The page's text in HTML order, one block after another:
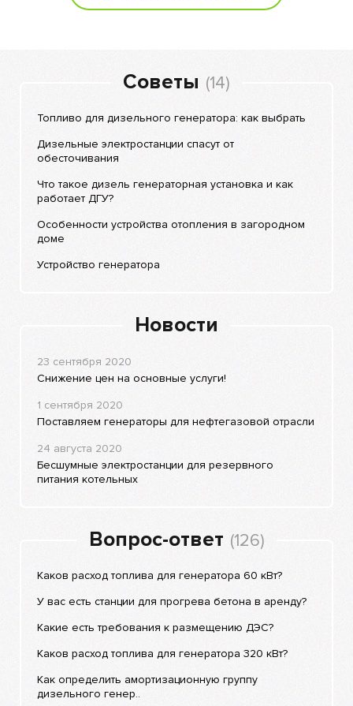
Советы (14)
Топливо для дизельного генератора: как выбрать
Дизельные электростанции спасут от
обесточивания
Что такое дизель генераторная установка и как
работает ДГУ?
Особенности устройства отопления в загородном
доме
Устройство генератора
Новости
23 сентября 2020
Снижение цен на основные услуги!
1 сентября 2020
Поставляем генераторы для нефтегазовой отрасли
24 августа 2020
Бесшумные электростанции для резервного
питания котельных
Вопрос-ответ (126)
Каков расход топлива для генератора 60 кВт?
У вас есть станции для прогрева бетона в аренду?
Какие есть требования к размещению ДЭС?
Каков расход топлива для генератора 320 кВт?
Как определить амортизационную группу
дизельного генер..